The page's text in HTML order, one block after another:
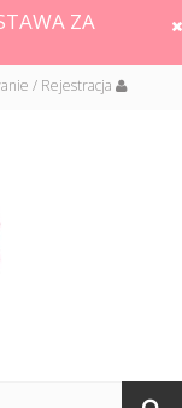
ZA
/ Rejestracja